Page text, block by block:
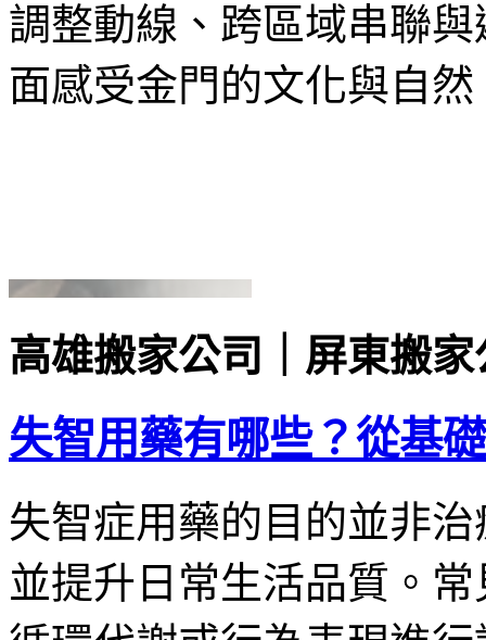
調整動線、跨區域串聯
面感受金門的文化與自然
高雄搬家公司｜屏東搬家
失智用藥有哪些？從基
失智症用藥的目的並非
並提升日常生活品質。